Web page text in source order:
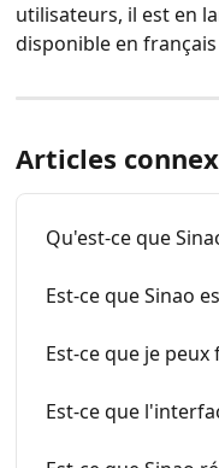
utilisateurs, il est en
disponible en
Articles
Qu'est-ce que
Est-ce que Sinao
Est-ce que je
Est-ce que